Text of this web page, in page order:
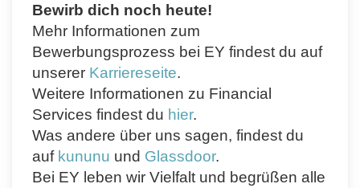
Bewirb dich noch heute!
Mehr Informationen zum
Bewerbungsprozess bei EY findest du auf
unserer Karriereseite.
Weitere Informationen zu Financial
Services findest du hier.
Was andere über uns sagen, findest du
auf kununu und Glassdoor.
Bei EY leben wir Vielfalt und begrüßen alle